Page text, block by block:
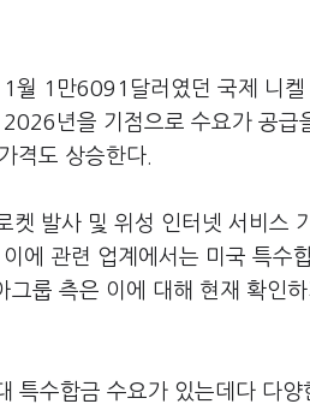
월 1만6091달러였던 국제 니켈
년을 기점으로 수요가 공급
격도 상승한다.
켓 발사 및 위성 인터넷 서비스
에 관련 업계에서는 미국 특수
룹 측은 이에 대해 현재 확인
특수합금 수요가 있는데다 다양